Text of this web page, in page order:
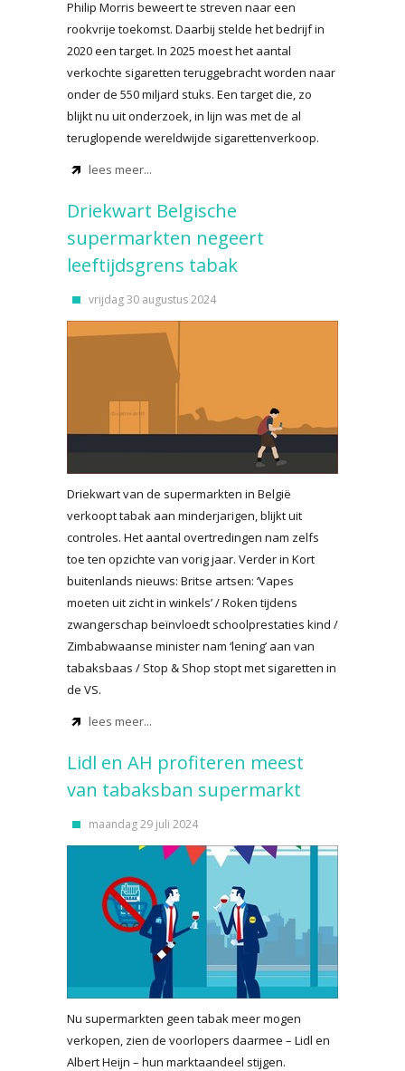
Philip Morris beweert te streven naar een
rookvrije toekomst. Daarbij stelde het bedrijf in
2020 een target. In 2025 moest het aantal
verkochte sigaretten teruggebracht worden naar
onder de 550 miljard stuks. Een target die, zo
blijkt nu uit onderzoek, in lijn was met de al
teruglopende wereldwijde sigarettenverkoop.
lees meer...
Driekwart Belgische
supermarkten negeert
leeftijdsgrens tabak
vrijdag 30 augustus 2024
Driekwart van de supermarkten in België
verkoopt tabak aan minderjarigen, blijkt uit
controles. Het aantal overtredingen nam zelfs
toe ten opzichte van vorig jaar. Verder in Kort
buitenlands nieuws: Britse artsen: ‘Vapes
moeten uit zicht in winkels’ / Roken tijdens
zwangerschap beïnvloedt schoolprestaties kind /
Zimbabwaanse minister nam ‘lening’ aan van
tabaksbaas / Stop & Shop stopt met sigaretten in
de VS.
lees meer...
Lidl en AH profiteren meest
van tabaksban supermarkt
maandag 29 juli 2024
Nu supermarkten geen tabak meer mogen
verkopen, zien de voorlopers daarmee – Lidl en
Albert Heijn – hun marktaandeel stijgen.